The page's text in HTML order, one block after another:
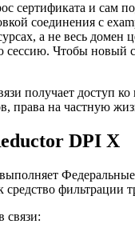
сертификата и
соединения с
а не весь домен
Чтобы новый
получает доступ
права на частную
DPI X
фильтрации
связи: